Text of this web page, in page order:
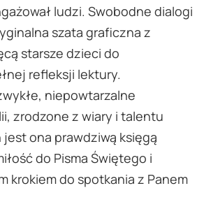
ludzi. Swobodne dialogi
szata graficzna z
starsze dzieci do
refleksji lektury.
niepowtarzalne
zrodzone z wiary i talentu
ona prawdziwą księgą
do Pisma Świętego i
krokiem do spotkania z Panem